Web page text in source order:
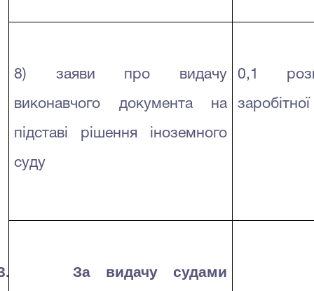
8) заяви про видачу
виконавчого документа на
підставі рішення іноземного
суду
0,1
За видачу судами